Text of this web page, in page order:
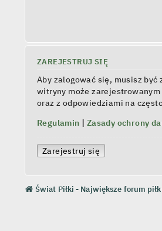
ZAREJESTRUJ SIĘ
Aby zalogować się, musisz
witryny może
oraz z odpowiedziami na
Regulamin | Zasady ochrony
Zarejestruj się
Świat Piłki - Największe forum